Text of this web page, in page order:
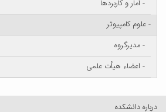
- آمار و کاربردها
- علوم کامپیوتر
- مدیرگروه
- اعضاء هیأت علمی
درباره دانشکده